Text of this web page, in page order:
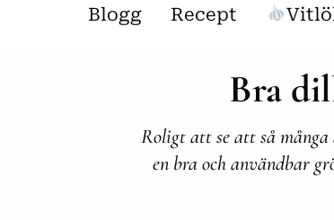
Blogg Recept
Bra
Roligt att se att så
en bra och användbar